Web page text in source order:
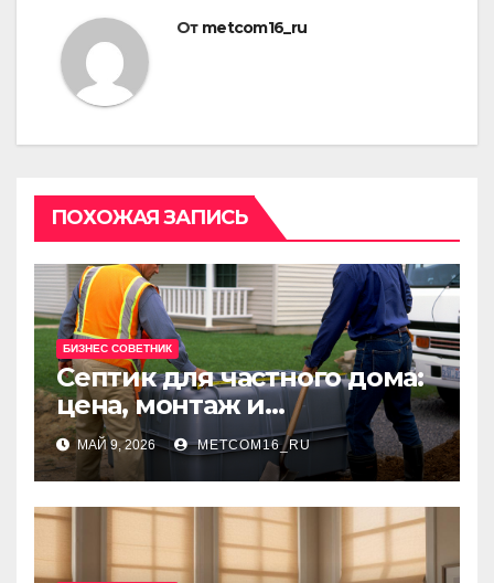
От metcom16_ru
ПОХОЖАЯ ЗАПИСЬ
БИЗНЕС СОВЕТНИК
Септик для частного дома:
цена, монтаж и
организация автономной
канализации
МАЙ 9, 2026 METCOM16_RU